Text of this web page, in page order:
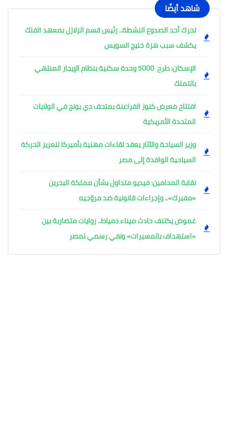
شاهد أيضًا
تحرك أحد الصدوع النشطة.. رئيس قسم الزلازل بمعهد الفلك
يكشف سبب هزة خليج السويس
الإسكان: طرح 5000 وحدة سكنية بنظام الإيجار المنتهي
بالتملك
افتتاح معرض كنوز الفراعنة بمتحف دي يونج في الولايات
المتحدة الأمريكية
وزير السياحة والآثار يعقد لقاءات مهنية بأميركا لتعزيز الحركة
السياحية الوافدة إلى مصر
نقابة المحامين: فيديو متداول بشأن مملكة البحرين
«مفبرك».. وإجراءات قانونية ضد مروّجيه
غموض يكتنف حادث ميناء دمياط.. روايات متضاربة بين
«استهداف بالمسيرات» ونفي رسمي لمصر